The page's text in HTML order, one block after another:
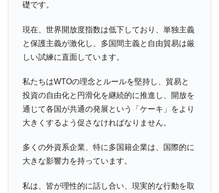
礎です。
現在、世界開放度指数は低下しており、単独主義
と保護主義が激化し、多国間主義と自由貿易は厳
しい試練に直面しています。
私たちはWTOの理念とルールを堅持し、貿易と
投資の自由化と円滑化を継続的に推進し、開放を
通じて各国が共通の発展という「ケーキ」をより
大きくするよう促さなければなりません。
多くの外資系企業、特に多国籍企業は、国際的に
大きな影響力を持っています。
私は、皆が理性的に話し合い、現実的な行動を取